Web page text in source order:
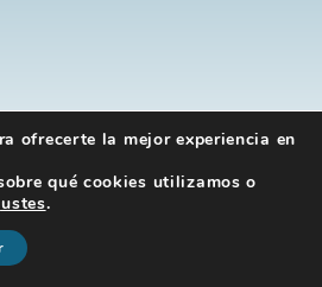
ofrecerte la mejor experiencia en
qué cookies utilizamos o
.